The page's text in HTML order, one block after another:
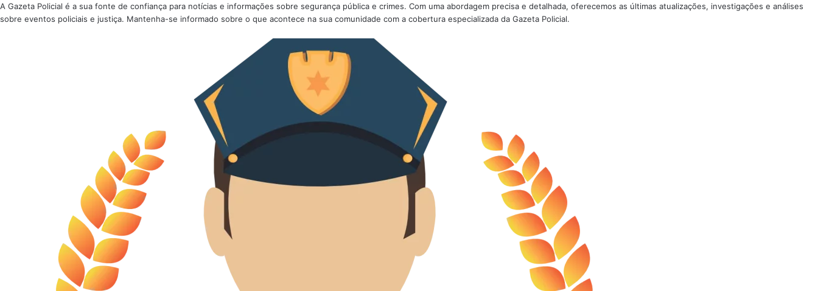
A Gazeta Policial é a sua fonte de confiança para notícias e informações sobre segurança pública e crimes. Com uma abordagem precisa e detalhada, oferecemos as últimas atualizações, investigações e análises
sobre eventos policiais e justiça. Mantenha-se informado sobre o que acontece na sua comunidade com a cobertura especializada da Gazeta Policial.